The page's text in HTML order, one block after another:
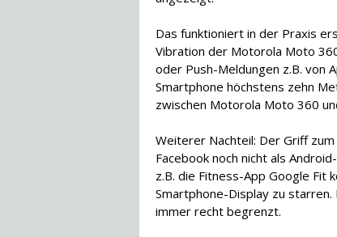
Das funktioniert in der Praxis
Vibration der Motorola Moto
oder Push-Meldungen z.B. von
Smartphone höchstens zehn
zwischen Motorola Moto 360
Weiterer Nachteil: Der Griff
Facebook noch nicht als
z.B. die Fitness-App Google Fit
Smartphone-Display zu
immer recht begrenzt.